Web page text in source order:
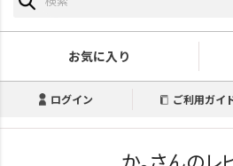
お気に入り
ログイン ご利用ガイ